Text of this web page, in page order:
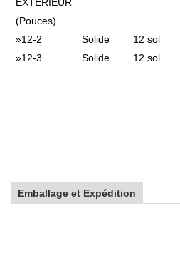
(Pouces)
»12-2 Solide 12 sol
»12-3 Solide 12 sol
Emballage et Expédition